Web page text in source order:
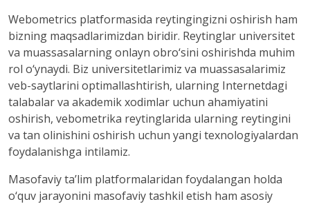
Webometrics platformasida reytingingizni oshirish ham
bizning maqsadlarimizdan biridir. Reytinglar universitet
va muassasalarning onlayn obro‘sini oshirishda muhim
rol o‘ynaydi. Biz universitetlarimiz va muassasalarimiz
veb-saytlarini optimallashtirish, ularning Internetdagi
talabalar va akademik xodimlar uchun ahamiyatini
oshirish, vebometrika reytinglarida ularning reytingini
va tan olinishini oshirish uchun yangi texnologiyalardan
foydalanishga intilamiz.
Masofaviy ta’lim platformalaridan foydalangan holda
o‘quv jarayonini masofaviy tashkil etish ham asosiy